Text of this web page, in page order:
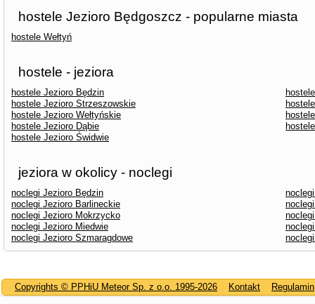
hostele Jezioro Będgoszcz - popularne miasta
hostele Wełtyń
hostele - jeziora
hostele Jezioro Będzin
hostele Jezioro Strzeszowskie
hostele Jezioro Wełtyńskie
hostele Jezioro Dąbie
hostele Jezioro Świdwie
jeziora w okolicy - noclegi
noclegi Jezioro Będzin
noclegi Jezioro Barlineckie
noclegi Jezioro Mokrzycko
noclegi Jezioro Miedwie
noclegi Jezioro Szmaragdowe
Copyrights © PPHiU Meteor Sp. z o.o. 1995-2026 Kontakt Regulamin